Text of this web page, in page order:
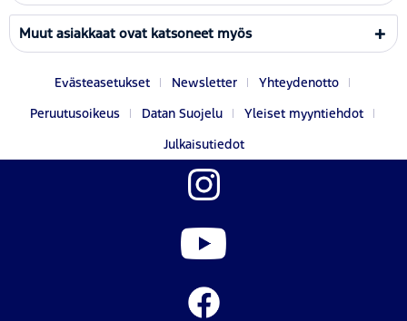
Muut asiakkaat ovat katsoneet myös
Evästeasetukset Newsletter
Yhteydenotto
Peruutusoikeus
Datan Suojelu
Yleiset myyntiehdot
Julkaisutiedot